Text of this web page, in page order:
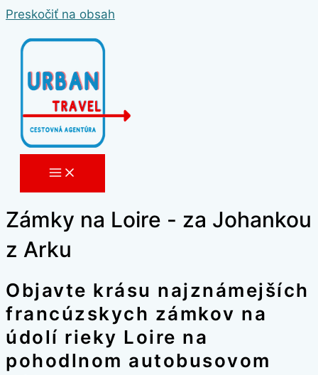
Preskočiť na obsah
Zámky na Loire - za Johankou
z Arku
Objavte krásu najznámejších
francúzskych zámkov na
údolí rieky Loire na
pohodlnom autobusovom